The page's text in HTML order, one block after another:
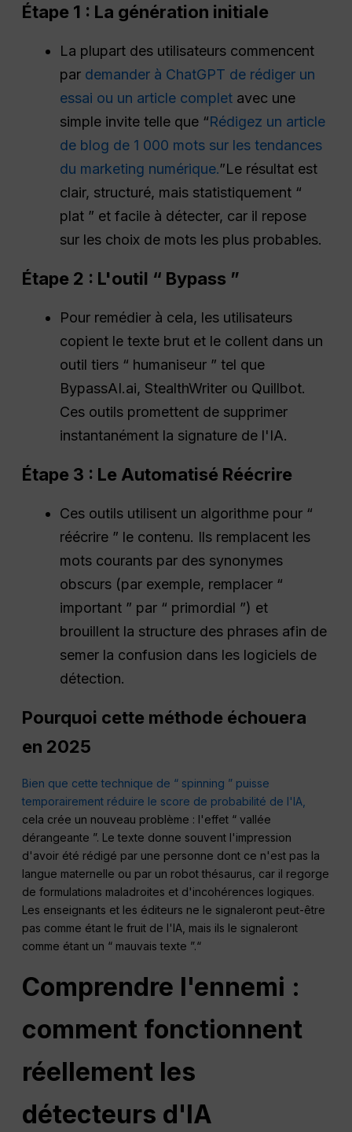
Étape 1 : La génération initiale
La plupart des utilisateurs commencent
par demander à ChatGPT de rédiger un
essai ou un article complet avec une
simple invite telle que “Rédigez un article
de blog de 1 000 mots sur les tendances
du marketing numérique.”Le résultat est
clair, structuré, mais statistiquement “
plat ” et facile à détecter, car il repose
sur les choix de mots les plus probables.
Étape 2 : L'outil “ Bypass ”
Pour remédier à cela, les utilisateurs
copient le texte brut et le collent dans un
outil tiers “ humaniseur ” tel que
BypassAI.ai, StealthWriter ou Quillbot.
Ces outils promettent de supprimer
instantanément la signature de l'IA.
Étape 3 : Le Automatisé Réécrire
Ces outils utilisent un algorithme pour “
réécrire ” le contenu. Ils remplacent les
mots courants par des synonymes
obscurs (par exemple, remplacer “
important ” par “ primordial ”) et
brouillent la structure des phrases afin de
semer la confusion dans les logiciels de
détection.
Pourquoi cette méthode échouera
en 2025
Bien que cette technique de “ spinning ” puisse
temporairement réduire le score de probabilité de l'IA,
cela crée un nouveau problème : l'effet “ vallée
dérangeante ”. Le texte donne souvent l'impression
d'avoir été rédigé par une personne dont ce n'est pas la
langue maternelle ou par un robot thésaurus, car il regorge
de formulations maladroites et d'incohérences logiques.
Les enseignants et les éditeurs ne le signaleront peut-être
pas comme étant le fruit de l'IA, mais ils le signaleront
comme étant un “ mauvais texte ”.“
Comprendre l'ennemi :
comment fonctionnent
réellement les
détecteurs d'IA